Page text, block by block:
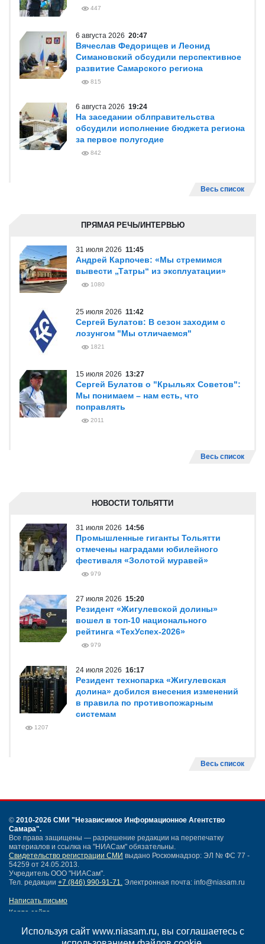
Используя сайт www.niasam.ru, вы соглашаетесь с
447
6 августа 2026 20:47
Вячеслав Федорищев и Леонид
Симановский обсудили перспективное
развитие Самарского региона
815
6 августа 2026 19:24
На заседании облправительства
обсудили исполнение бюджета региона
за первое полугодие
842
Весь список
ПРЯМАЯ РЕЧЬ/ИНТЕРВЬЮ
31 июля 2026 11:45
Андрей Карпочев: «Мы стремимся
вывести „Татры“ из эксплуатации»
1080
25 июля 2026 11:42
Сергей Булатов: В сезон заходим с
лозунгом "Мы отличаемся"
1821
15 июля 2026 13:27
Сергей Булатов о "Крыльях Советов":
Мы понимаем – нам есть, что
поправлять
2011
Весь список
НОВОСТИ ТОЛЬЯТТИ
31 июля 2026 14:56
Промышленные гиганты Тольятти
отмечены наградами юбилейного
фестиваля «Золотой муравей»
979
27 июля 2026 15:20
Резидент «Жигулевской долины»
вошел в топ-10 национального
рейтинга «ТехУспех-2026»
979
24 июля 2026 16:17
Резидент технопарка «Жигулевская
долина» добился внесения изменений
в правила по противопожарным
системам
1207
Весь список
© 2010-2026 СМИ "Независимое Информационное Агентство
Самара".
Все права защищены — разрешение редакции на перепечатку
материалов и ссылка на "НИАСам" обязательны.
Свидетельство регистрации СМИ выдано Роскомнадзор: ЭЛ № ФС 77 -
54259 от 24.05.2013.
Учредитель ООО "НИАСам".
Тел. редакции +7 (846) 990-91-71. Электронная почта: info@niasam.ru
Написать письмо
Карта сайта
Политика конфиденциальности